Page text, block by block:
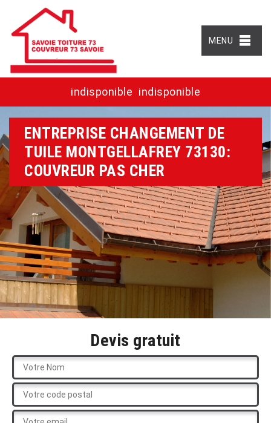
MENU
indisponible indisponible
ENTREPRISE CHANGEMENT DE
TUILE MONTGELLAFREY 73130:
COUVREUR PAS CHER
Devis gratuit